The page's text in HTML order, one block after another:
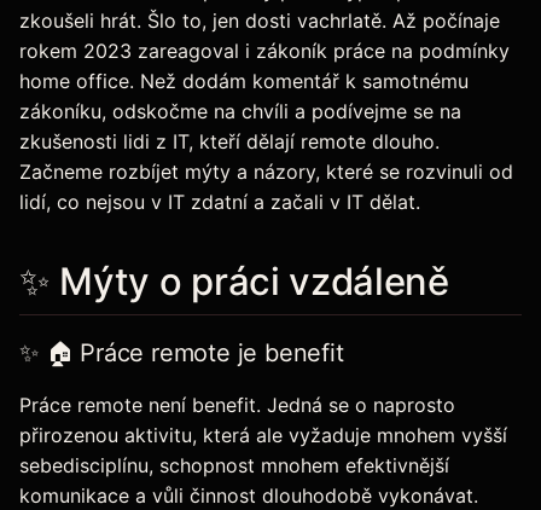
zkoušeli hrát. Šlo to, jen dosti vachrlatě. Až počínaje
rokem 2023 zareagoval i zákoník práce na podmínky
home office. Než dodám komentář k samotnému
zákoníku, odskočme na chvíli a podívejme se na
zkušenosti lidi z IT, kteří dělají remote dlouho.
Začneme rozbíjet mýty a názory, které se rozvinuli od
lidí, co nejsou v IT zdatní a začali v IT dělat.
✨ Mýty o práci vzdáleně
✨ 🏠 Práce remote je benefit
Práce remote není benefit. Jedná se o naprosto
přirozenou aktivitu, která ale vyžaduje mnohem vyšší
sebedisciplínu, schopnost mnohem efektivnější
komunikace a vůli činnost dlouhodobě vykonávat.